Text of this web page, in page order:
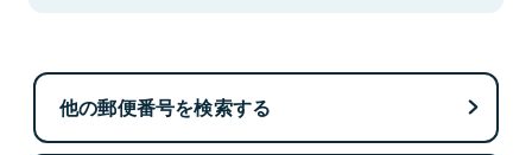
他の郵便番号を検索する